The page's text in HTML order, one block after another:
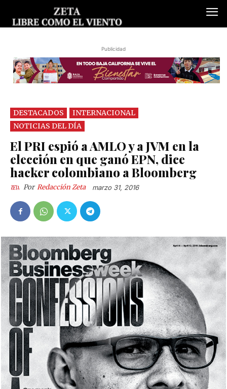
Publicidad
DESTACADOS
INTERNACIONAL
NOTICIAS DEL DÍA
El PRI espió a AMLO y a JVM en la
elección en que ganó EPN, dice
hacker colombiano a Bloomberg
Por Redacción Zeta marzo 31, 2016